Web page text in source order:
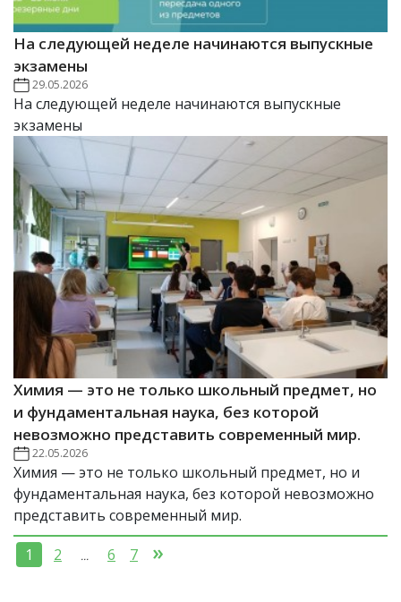
На следующей неделе начинаются выпускные
экзамены
29.05.2026
На следующей неделе начинаются выпускные
экзамены
Химия — это не только школьный предмет, но
и фундаментальная наука, без которой
невозможно представить современный мир.
22.05.2026
Химия — это не только школьный предмет, но и
фундаментальная наука, без которой невозможно
представить современный мир.
1
2 ... 6 7 »